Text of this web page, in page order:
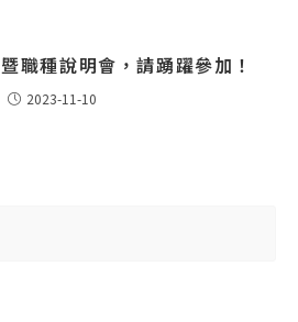
職種說明會，請踴躍參加！
2023-11-10